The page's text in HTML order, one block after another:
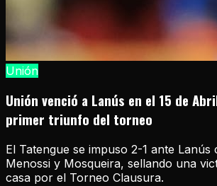
Unión
Unión venció a Lanús en el 15 de
primer triunfo del torneo
El Tatengue se impuso 2-1 ante Lanús
Menossi y Mosqueira, sellando una
casa por el Torneo Clausura.